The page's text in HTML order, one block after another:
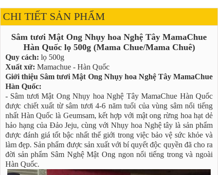
CHI TIẾT SẢN PHẨM
Sâm tươi Mật Ong Nhụy hoa Nghệ Tây MamaChue
Hàn Quốc lọ 500g (Mama Chue/Mama Chuê)
Quy cách: lọ 500g
Xuất xứ: Mamachue - Hàn Quốc
Giới thiệu Sâm tươi Mật Ong Nhụy hoa Nghệ Tây MamaChue
Hàn Quốc:
- Sâm tươi Mật Ong Nhụy hoa Nghệ Tây MamaChue Hàn Quốc
được chiết xuất từ sâm tươi 4-6 năm tuổi của vùng sâm nổi tiếng
nhất Hàn Quốc là Geumsam, kết hợp với mật ong rừng hoa hạt dẻ
hảo hạng của Đảo Jeju, cùng với Nhụy hoa Nghệ tây là sản phẩm
được đánh giá tốt bậc nhất thế giới trong việc bảo vệ sức khỏe và
làm đẹp. Sản phẩm được sản xuất với bí quyết độc quyền đã cho ra
đời sản phẩm Sâm Nghệ Mật Ong ngon nổi tiếng trong và ngoài
Hàn Quốc.